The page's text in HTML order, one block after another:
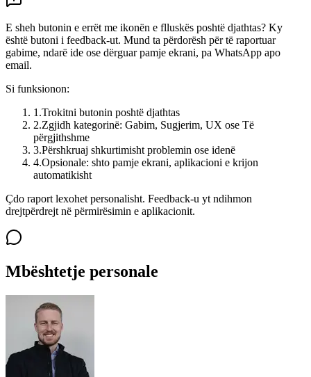
E sheh butonin e errët me ikonën e flluskës poshtë djathtas? Ky
është butoni i feedback-ut. Mund ta përdorësh për të raportuar
gabime, ndarë ide ose dërguar pamje ekrani, pa WhatsApp apo
email.
Si funksionon:
1 .Trokitni butonin poshtë djathtas
2.Zgjidh kategorinë: Gabim, Sugjerim, UX ose Të
përgjithshme
3.Përshkruaj shkurtimisht problemin ose idenë
4.Opsionale: shto pamje ekrani, aplikacioni e krijon
automatikisht
Çdo raport lexohet personalisht. Feedback-u yt ndihmon
drejtpërdrejt në përmirësimin e aplikacionit.
Mbështetje personale